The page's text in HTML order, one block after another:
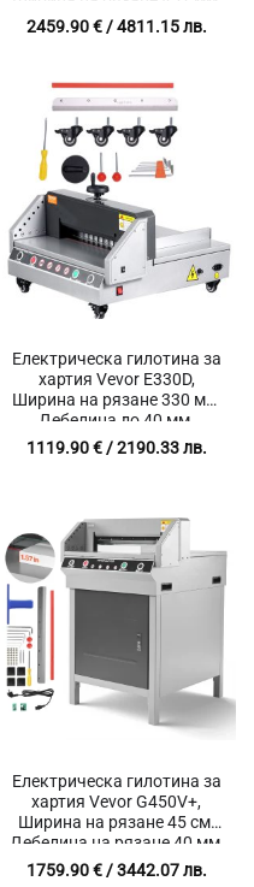
Дебелина на рязане 58 мм,
Хидравлично рязане с
2459.90€/ 4811.15 лв.
Електрическа гилотина за
хартия Vevor E330D,
Ширина на рязане 330 мм,
Дебелина до 40 мм,
Инфрачервена защита
1119.90€/ 2190.33 лв.
Електрическа гилотина за
хартия Vevor G450V+,
Ширина на рязане 45 см,
Дебелина на рязане 40 мм,
Инфрачервена защита
1759.90€/ 3442.07 лв.